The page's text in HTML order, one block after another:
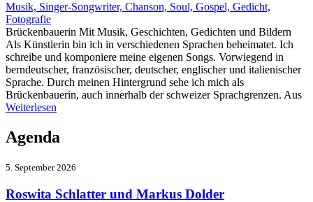
Musik, Singer-Songwriter, Chanson, Soul, Gospel, Gedicht,
Fotografie
Brückenbauerin Mit Musik, Geschichten, Gedichten und Bildern
Als Künstlerin bin ich in verschiedenen Sprachen beheimatet. Ich
schreibe und komponiere meine eigenen Songs. Vorwiegend in
berndeutscher, französischer, deutscher, englischer und italienischer
Sprache. Durch meinen Hintergrund sehe ich mich als
Brückenbauerin, auch innerhalb der schweizer Sprachgrenzen. Aus
Weiterlesen
Agenda
5. September 2026
Roswita Schlatter und Markus Dolder